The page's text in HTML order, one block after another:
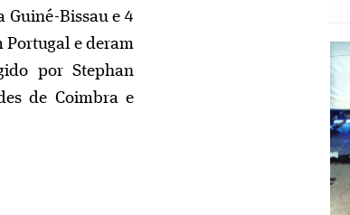
Espaços
Guiné-Bissau e 4
Portugal e deram
por Stephan
de Coimbra e